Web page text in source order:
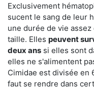
Exclusivement
sucent le sang de leur
une durée de vie
taille. Elles peuvent
deux ans si elles sont
elles ne s'alimentent
Cimidae est divisée en
faut se rendre dans